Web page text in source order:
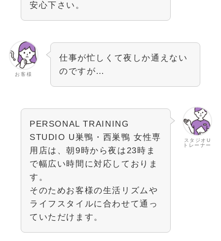
安心下さい。
お客様
仕事が忙しくて夜しか通えない
のですが…
スタジオU
トレーナー
PERSONAL TRAINING
STUDIO U巣鴨・西巣鴨 女性専
用店は、朝9時から夜は23時ま
で幅広い時間に対応しておりま
す。
そのためお客様の生活リズムや
ライフスタイルに合わせて通っ
ていただけます。